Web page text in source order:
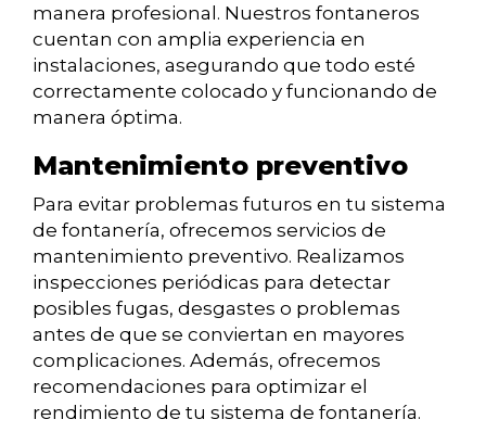
manera profesional. Nuestros fontaneros
cuentan con amplia experiencia en
instalaciones, asegurando que todo esté
correctamente colocado y funcionando de
manera óptima.
Mantenimiento preventivo
Para evitar problemas futuros en tu sistema
de fontanería, ofrecemos servicios de
mantenimiento preventivo. Realizamos
inspecciones periódicas para detectar
posibles fugas, desgastes o problemas
antes de que se conviertan en mayores
complicaciones. Además, ofrecemos
recomendaciones para optimizar el
rendimiento de tu sistema de fontanería.